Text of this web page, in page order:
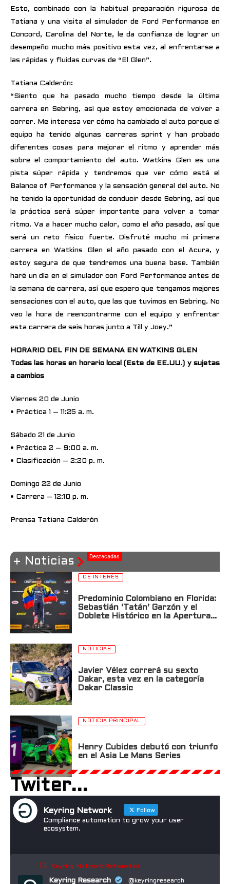
Esto, combinado con la habitual preparación rigurosa de
Tatiana y una visita al simulador de Ford Performance en
Concord, Carolina del Norte, le da confianza de lograr un
desempeño mucho más positivo esta vez, al enfrentarse a
las rápidas y fluidas curvas de “El Glen”.
Tatiana Calderón:
“Siento que ha pasado mucho tiempo desde la última
carrera en Sebring, así que estoy emocionada de volver a
correr. Me interesa ver cómo ha cambiado el auto porque el
equipo ha tenido algunas carreras sprint y han probado
diferentes cosas para mejorar el ritmo y aprender más
sobre el comportamiento del auto. Watkins Glen es una
pista súper rápida y tendremos que ver cómo está el
Balance of Performance y la sensación general del auto. No
he tenido la oportunidad de conducir desde Sebring, así que
la práctica será súper importante para volver a tomar
ritmo. Va a hacer mucho calor, como el año pasado, así que
será un reto físico fuerte. Disfruté mucho mi primera
carrera en Watkins Glen el año pasado con el Acura, y
estoy segura de que tendremos una buena base. También
haré un día en el simulador con Ford Performance antes de
la semana de carrera, así que espero que tengamos mejores
sensaciones con el auto, que las que tuvimos en Sebring. No
veo la hora de reencontrarme con el equipo y enfrentar
esta carrera de seis horas junto a Till y Joey.”
HORARIO DEL FIN DE SEMANA EN WATKINS GLEN
Todas las horas en horario local (Este de EE.UU.) y sujetas
a cambios
Viernes 20 de Junio
• Práctica 1 – 11:25 a. m.
Sábado 21 de Junio
• Práctica 2 – 9:00 a. m.
• Clasificación – 2:20 p. m.
Domingo 22 de Junio
• Carrera – 12:10 p. m.
Prensa Tatiana Calderón
+ Noticias Destacadas
DE INTERÉS
Predominio Colombiano en Florida:
Sebastián ‘Tatán’ Garzón y el
Doblete Histórico en la Apertura
NOTICIAS
Javier Vélez correrá su sexto
Dakar, esta vez en la categoría
Dakar Classic
NOTICIA PRINCIPAL
Henry Cubides debutó con triunfo
en el Asia Le Mans Series
Twiter...
Keyring Network Follow
Compliance automation to grow your user
ecosystem.
Keyring Network Retweeted
Keyring Research @keyringresearch ·